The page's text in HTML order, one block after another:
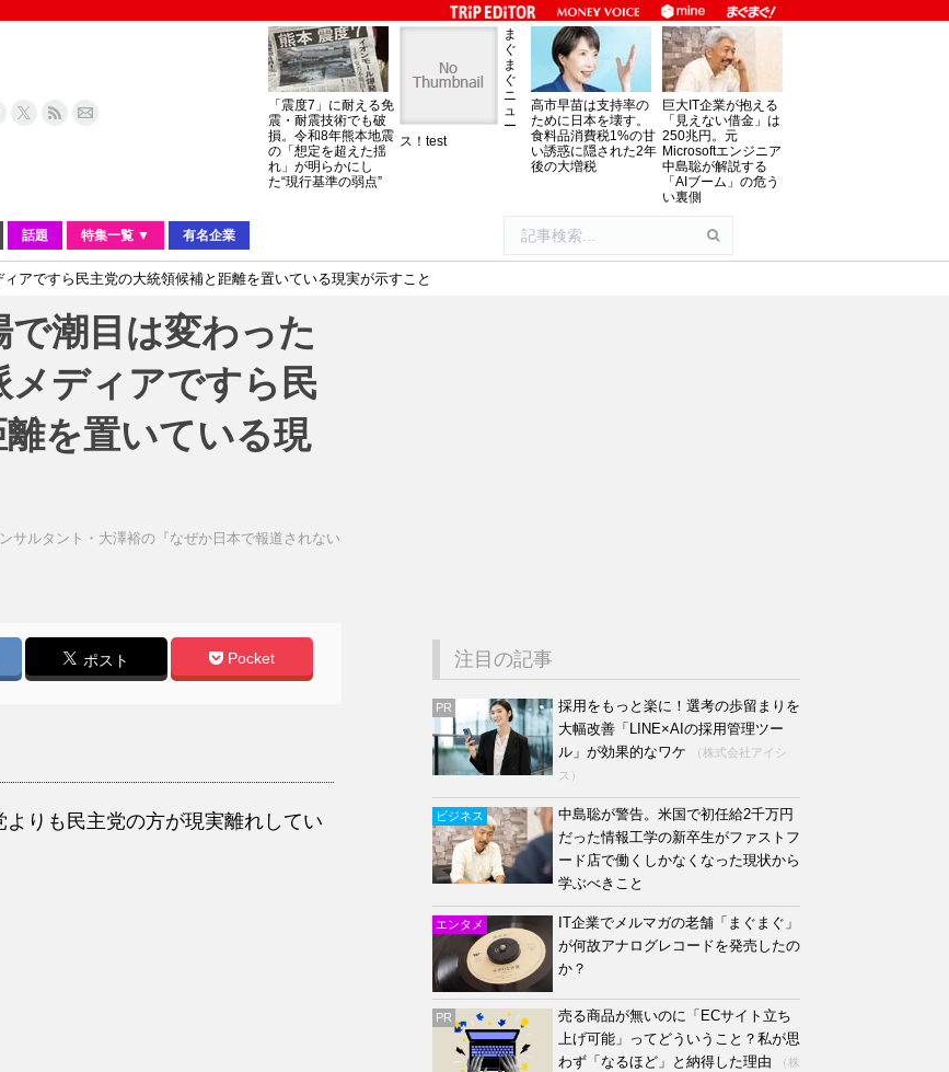
「震度7」に耐える免
震・耐震技術でも破
損。令和8年熊本地震
の「想定を超えた揺
れ」が明らかにし
た“現行基準の弱点”
ま
ぐ
ま
ぐ
ニ
ュ
ー
ス！test
高市早苗は支持率の
ために日本を壊す。
食料品消費税1%の甘
い誘惑に隠された2年
後の大増税
巨大IT企業が抱える
「見えない借金」は
250兆円。元
Microsoftエンジニア
中島聡が解説する
「AIブーム」の危う
い裏側
話題 特集一覧 ▼ 有名企業
アですら民主党の大統領候補と距離を置いている現実が示すこと
潮目は変わった
ディアですら民
を置いている現
サルタント・大澤裕の『なぜか日本で報道されない
ポスト Pocket
よりも民主党の方が現実離れしてい
注目の記事
PR
採用をもっと楽に！選考の歩留まりを
大幅改善「LINE×AIの採用管理ツー
ル」が効果的なワケ
（株式会社アイシ
ス）
ビジネス
中島聡が警告。米国で初任給2千万円
だった情報工学の新卒生がファストフ
ード店で働くしかなくなった現状から
学ぶべきこと
エンタメ
IT企業でメルマガの老舗「まぐまぐ」
が何故アナログレコードを発売したの
か？
PR
売る商品が無いのに「ECサイト立ち
上げ可能」ってどういうこと？私が思
わず「なるほど」と納得した理由
（株